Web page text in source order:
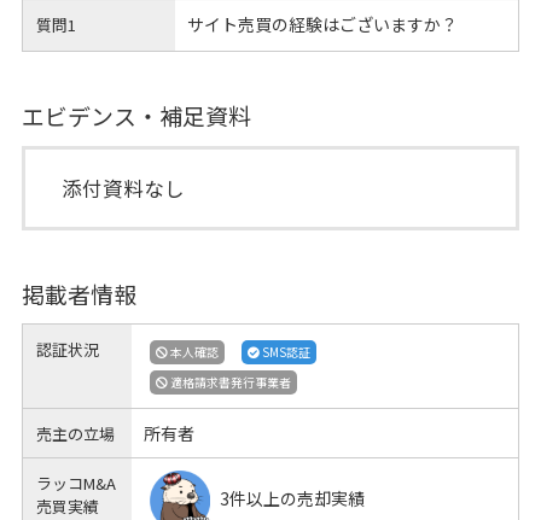
質問1 サイト売買の経験はございますか？
エビデンス・補足資料
添付資料なし
掲載者情報
認証状況 本人確認
SMS認証
適格請求書発行事業者
売主の立場 所有者
ラッコM&A
売買実績
3件以上の売却実績